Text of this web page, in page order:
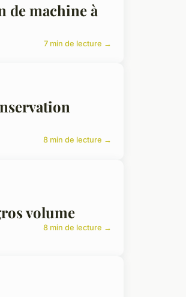
de machine à
7 min de lecture →
8 min de lecture →
volume
8 min de lecture →